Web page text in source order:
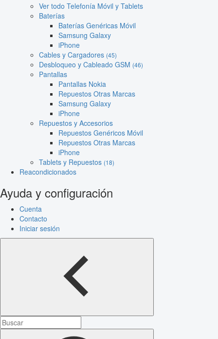
Ver todo Telefonía Móvil y Tablets
Baterías
Baterías Genéricas Móvil
Samsung Galaxy
iPhone
Cables y Cargadores (45)
Desbloqueo y Cableado GSM (46)
Pantallas
Pantallas Nokia
Repuestos Otras Marcas
Samsung Galaxy
iPhone
Repuestos y Accesorios
Repuestos Genéricos Móvil
Repuestos Otras Marcas
iPhone
Tablets y Repuestos (18)
Reacondicionados
Ayuda y configuración
Cuenta
Contacto
Iniciar sesión